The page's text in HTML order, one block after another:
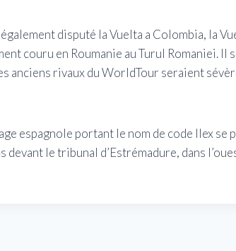
disputé la Vuelta a Colombia, la
couru en Roumanie au Turul Romaniei. Il
anciens rivaux du WorldTour seraient
espagnole portant le nom de code Ilex
le tribunal d’Estrémadure, dans